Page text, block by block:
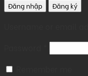
Đăng nhập Đăng ký